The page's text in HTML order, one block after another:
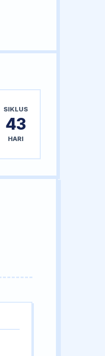
SIKLUS
43
HARI